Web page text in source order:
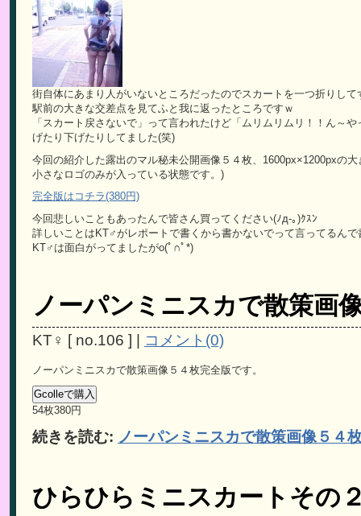
街自体にあまり人がいないところだったのでスカートを一つ折りし
駅前の大きな交差点を見てふと我に返ったところですｗ
「スカート戻さないで」って言われたけど「ムリムリムリ！！ん～
げたり下げたりしてました(笑)
今回の紹介した露出のマル秘未公開画像５４枚、1600px×1200pxの
小さなロゴのみが入っている状態です。)
完全版はコチラ(380円)
今回悲しいこともあったんで皆さん買ってください(ﾉд-｡)ｸｽﾝ
詳しいことはKT♂がレポートで書くから書かないでって言ってるん
KT♂は面白がってましたがo(ﾟ∩ﾟ*)
ノーパンミニスカで散策画
KT♀ [no.106 ] | コメント(0)
ノーパンミニスカで散策画像５４枚完全版です。
54枚380円
続きを読む: ノーパンミニスカで散策画像５４
ひらひらミニスカートその